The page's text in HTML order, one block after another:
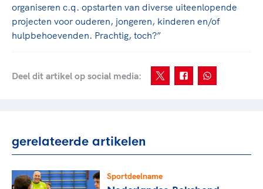
organiseren c.q. opstarten van diverse uiteenlopende
projecten voor ouderen, jongeren, kinderen en/of
hulpbehoevenden. Prachtig, toch?”
Deel dit artikel op social media:
gerelateerde artikelen
Sportdeelname